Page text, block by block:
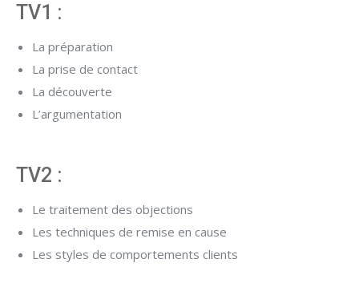
TV1 :
La préparation
La prise de contact
La découverte
L’argumentation
TV2 :
Le traitement des objections
Les techniques de remise en cause
Les styles de comportements clients